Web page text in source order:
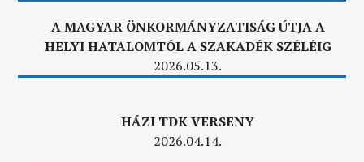
A MAGYAR ÖNKORMÁNYZATISÁG ÚTJA A
HELYI HATALOMTÓL A SZAKADÉK SZÉLÉIG
2026.05.13.
HÁZI TDK VERSENY
2026.04.14.